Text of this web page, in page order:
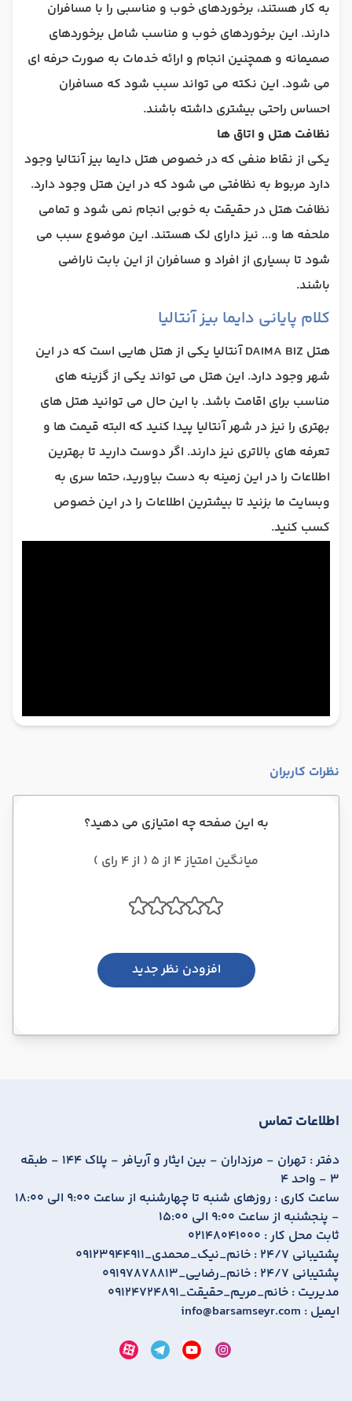
به کار هستند، برخوردهای خوب و مناسبی را با مسافران
دارند. این برخوردهای خوب و مناسب شامل برخوردهای
صمیمانه و همچنین انجام و ارائه خدمات به صورت حرفه ای
می شود. این نکته می تواند سبب شود که مسافران
احساس راحتی بیشتری داشته باشند.
نظافت هتل و اتاق ها
یکی از نقاط منفی که در خصوص هتل دایما بیز آنتالیا وجود
دارد مربوط به نظافتی می شود که در این هتل وجود دارد.
نظافت هتل در حقیقت به خوبی انجام نمی شود و تمامی
ملحفه ها و... نیز دارای لک هستند. این موضوع سبب می
شود تا بسیاری از افراد و مسافران از این بابت ناراضی
باشند.
کلام پایانی دایما بیز آنتالیا
هتل DAIMA BIZ آنتالیا یکی از هتل هایی است که در این
شهر وجود دارد. این هتل می تواند یکی از گزینه های
مناسب برای اقامت باشد. با این حال می توانید هتل های
بهتری را نیز در شهر آنتالیا پیدا کنید که البته قیمت ها و
تعرفه های بالاتری نیز دارند. اگر دوست دارید تا بهترین
اطلاعات را در این زمینه به دست بیاورید، حتما سری به
وبسایت ما بزنید تا بیشترین اطلاعات را در این خصوص
کسب کنید.
نظرات کاربران
به این صفحه چه امتیازی می دهید؟
میانگین امتیاز 4 از 5 ( از 4 رای )
افزودن نظر جدید
اطلاعات تماس
دفتر :
تهران - مرزداران - بین ایثار و آریافر - پلاک 144 - طبقه
3 - واحد 4
ساعت کاری :
روزهای شنبه تا چهارشنبه از ساعت 9:00 الی 18:00
- پنجشنبه از ساعت 9:00 الی 15:00
ثابت محل کار : 02148041000
پشتیبانی 24/7 :
09123944911_خانم_نیک_محمدی
پشتیبانی 24/7 :
09197878813_خانم_رضایی
مدیریت : 09124724891_خانم_مریم_حقیقت
ایمیل : info@barsamseyr.com